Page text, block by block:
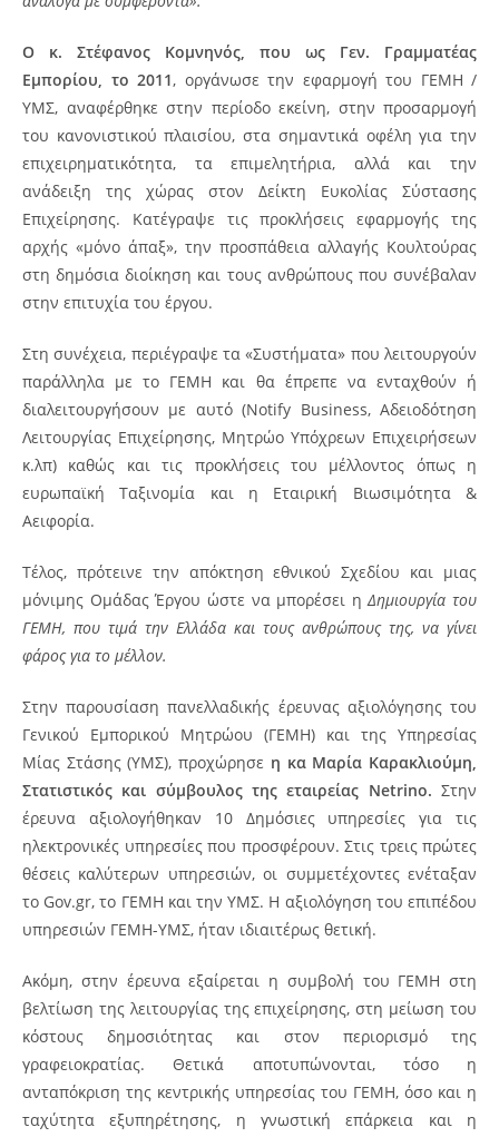
Ο κ. Στέφανος Κομνηνός, που ως Γεν. Γραμματέας
Εμπορίου, το 2011, οργάνωσε την εφαρμογή του ΓΕΜΗ /
ΥΜΣ, αναφέρθηκε στην περίοδο εκείνη, στην προσαρμογή
του κανονιστικού πλαισίου, στα σημαντικά οφέλη για την
επιχειρηματικότητα, τα επιμελητήρια, αλλά και την
ανάδειξη της χώρας στον Δείκτη Ευκολίας Σύστασης
Επιχείρησης. Κατέγραψε τις προκλήσεις εφαρμογής της
αρχής «μόνο άπαξ», την προσπάθεια αλλαγής Κουλτούρας
στη δημόσια διοίκηση και τους ανθρώπους που συνέβαλαν
στην επιτυχία του έργου.
Στη συνέχεια, περιέγραψε τα «Συστήματα» που λειτουργούν
παράλληλα με το ΓΕΜΗ και θα έπρεπε να ενταχθούν ή
διαλειτουργήσουν με αυτό (Notify Business, Αδειοδότηση
Λειτουργίας Επιχείρησης, Μητρώο Υπόχρεων Επιχειρήσεων
κ.λπ) καθώς και τις προκλήσεις του μέλλοντος όπως η
ευρωπαϊκή Ταξινομία και η Εταιρική Βιωσιμότητα &
Αειφορία.
Τέλος, πρότεινε την απόκτηση εθνικού Σχεδίου και μιας
μόνιμης Ομάδας Έργου ώστε να μπορέσει η Δημιουργία του
ΓΕΜΗ, που τιμά την Ελλάδα και τους ανθρώπους της, να γίνει
φάρος για το μέλλον.
Στην παρουσίαση πανελλαδικής έρευνας αξιολόγησης του
Γενικού Εμπορικού Μητρώου (ΓΕΜΗ) και της Υπηρεσίας
Μίας Στάσης (ΥΜΣ), προχώρησε η κα Μαρία Καρακλιούμη,
Στατιστικός και σύμβουλος της εταιρείας Netrino. Στην
έρευνα αξιολογήθηκαν 10 Δημόσιες υπηρεσίες για τις
ηλεκτρονικές υπηρεσίες που προσφέρουν. Στις τρεις πρώτες
θέσεις καλύτερων υπηρεσιών, οι συμμετέχοντες ενέταξαν
το Gov.gr, το ΓΕΜΗ και την ΥΜΣ. Η αξιολόγηση του επιπέδου
υπηρεσιών ΓΕΜΗ-ΥΜΣ, ήταν ιδιαιτέρως θετική.
Ακόμη, στην έρευνα εξαίρεται η συμβολή του ΓΕΜΗ στη
βελτίωση της λειτουργίας της επιχείρησης, στη μείωση του
κόστους δημοσιότητας και στον περιορισμό της
γραφειοκρατίας. Θετικά αποτυπώνονται, τόσο η
ανταπόκριση της κεντρικής υπηρεσίας του ΓΕΜΗ, όσο και η
ταχύτητα εξυπηρέτησης, η γνωστική επάρκεια και η